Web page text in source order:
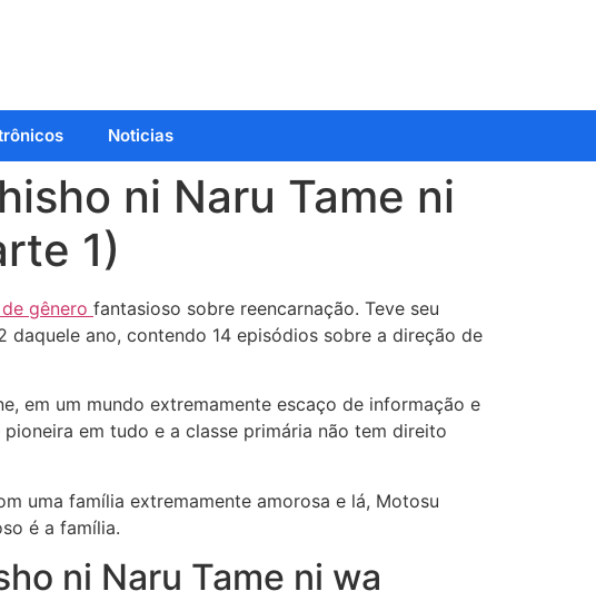
Noticias
ni Naru Tame ni
1)
gênero fantasioso sobre reencarnação. Teve seu
ano, contendo 14 episódios sobre a direção de
em um mundo extremamente escaço de informação e
em tudo e a classe primária não tem direito
uma família extremamente amorosa e lá, Motosu
é a família.
ni Naru Tame ni wa